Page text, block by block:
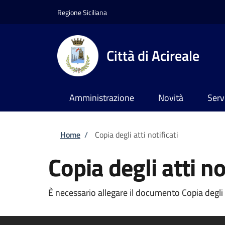
Regione Siciliana
Città di Acireale
Amministrazione Novità
Briciole di pane
Home / Copia degli atti notificati
Copia degli atti
È necessario allegare il documento Copia